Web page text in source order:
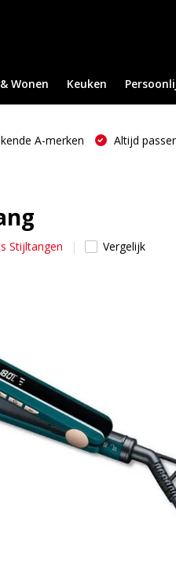
Wonen Keuken
A-merken Altijd
Stijltangen Vergelijk